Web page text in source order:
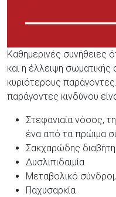
Καθημερινές συνήθειες
και η έλλειψη
κυριότερους
παράγοντες κινδύνου
Στεφανιαία νόσος,
ένα από τα πρώιμα
Σακχαρώδης
Δυσλιπιδαιμία
Μεταβολικό
Παχυσαρκία